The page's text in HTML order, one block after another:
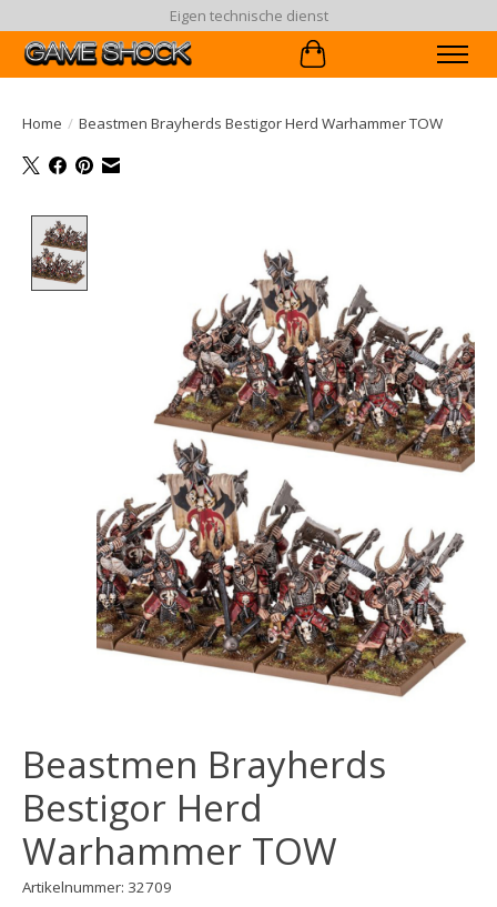
Eigen technische dienst
Winkelwagen
Home / Beastmen Brayherds Bestigor Herd Warhammer TOW
Beastmen Brayherds
Bestigor Herd
Warhammer TOW
Artikelnummer: 32709